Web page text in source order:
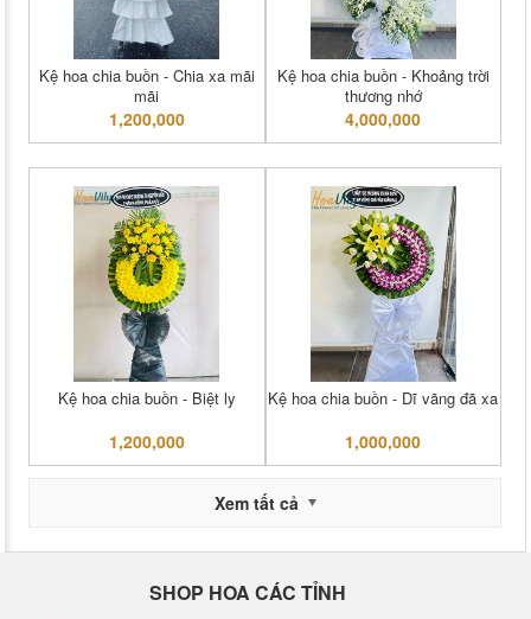
Kệ hoa chia buồn - Chia xa mãi
mãi
1,200,000
Kệ hoa chia buồn - Khoảng trời
thương nhớ
4,000,000
Kệ hoa chia buồn - Biệt ly
1,200,000
Kệ hoa chia buồn - Dĩ vãng đã xa
1,000,000
Xem tất cả
SHOP HOA CÁC TỈNH